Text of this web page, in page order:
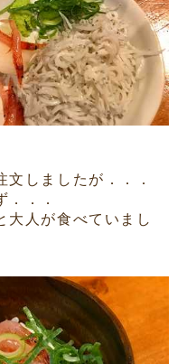
しましたが．．．
．．
大人が食べていまし